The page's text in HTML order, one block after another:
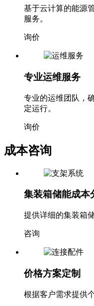
基于云计算的能源
服务。
询价
专业运维服务
专业的运维团队，
定运行。
询价
成本咨询
集装箱储能成本
提供详细的集装箱
咨询
价格方案定制
根据客户需求提供